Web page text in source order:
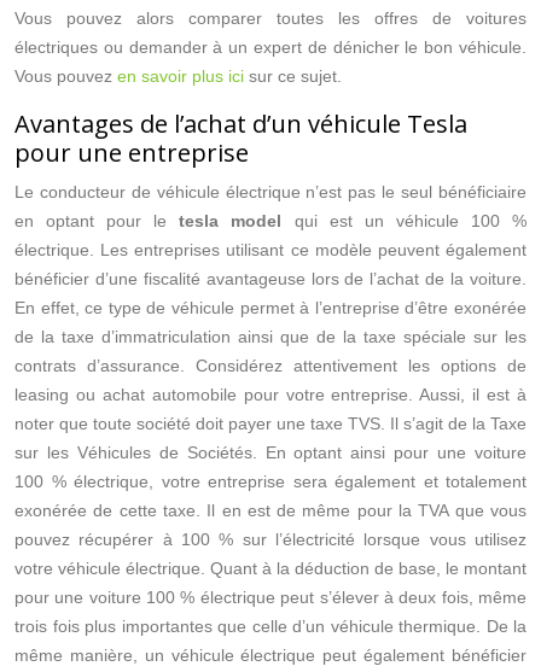
Vous pouvez alors comparer toutes les offres de voitures
électriques ou demander à un expert de dénicher le bon véhicule.
Vous pouvez en savoir plus ici sur ce sujet.
Avantages de l’achat d’un véhicule Tesla
pour une entreprise
Le conducteur de véhicule électrique n’est pas le seul bénéficiaire
en optant pour letesla model qui est un véhicule 100 %
électrique. Les entreprises utilisant ce modèle peuvent également
bénéficier d’une fiscalité avantageuse lors de l’achat de la voiture.
En effet, ce type de véhicule permet à l’entreprise d’être exonérée
de la taxe d’immatriculation ainsi que de la taxe spéciale sur les
contrats d’assurance. Considérez attentivement les options de
leasing ou achat automobile pour votre entreprise. Aussi, il est à
noter que toute société doit payer une taxe TVS. Il s’agit de la Taxe
sur les Véhicules de Sociétés. En optant ainsi pour une voiture
100 % électrique, votre entreprise sera également et totalement
exonérée de cette taxe. Il en est de même pour la TVA que vous
pouvez récupérer à 100 % sur l’électricité lorsque vous utilisez
votre véhicule électrique. Quant à la déduction de base, le montant
pour une voiture 100 % électrique peut s’élever à deux fois, même
trois fois plus importantes que celle d’un véhicule thermique. De la
même manière, un véhicule électrique peut également bénéficier